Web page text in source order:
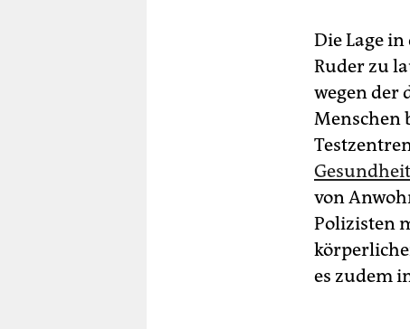
Die Lage
Ruder zu
wegen der
Menschen
von
Polizisten
es zudem